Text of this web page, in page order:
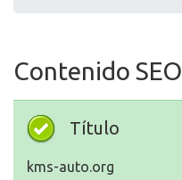
Contenido SEO
Título
kms-auto.org